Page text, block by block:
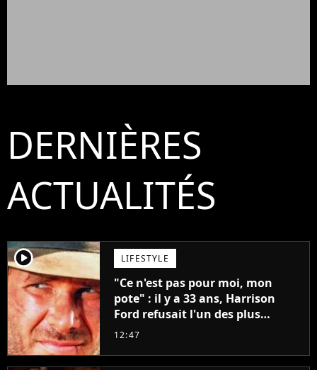
DERNIÈRES
ACTUALITÉS
player2 LIFESTYLE
"Ce n'est pas pour moi, mon
pote" : il y a 33 ans, Harrison
Ford refusait l'un des plus
grands succès de tous les temps
12:47